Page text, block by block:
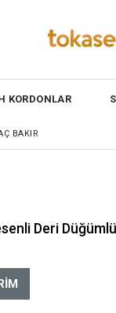
KORDONLAR
BAKIR
Deri